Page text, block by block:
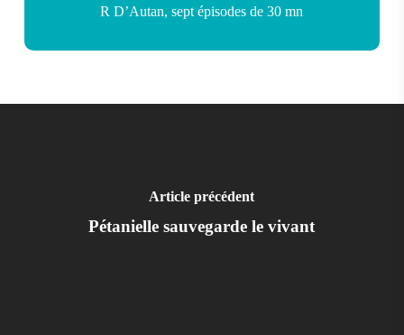
R D’Autan, sept épisodes de 30 mn
Article précédent
Pétanielle sauvegarde le vivant